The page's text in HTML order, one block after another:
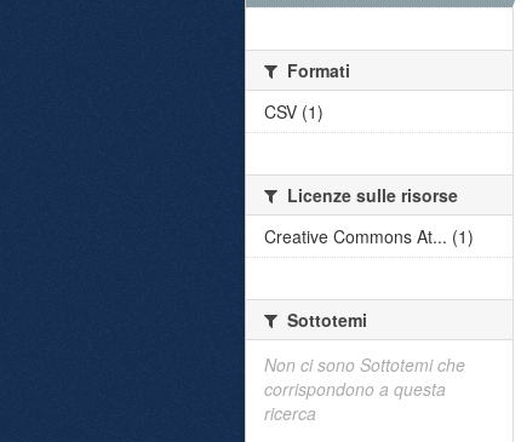
Formati
CSV (1)
Licenze sulle risorse
Creative Commons At... (1)
Sottotemi
Non ci sono Sottotemi che
corrispondono a questa
ricerca